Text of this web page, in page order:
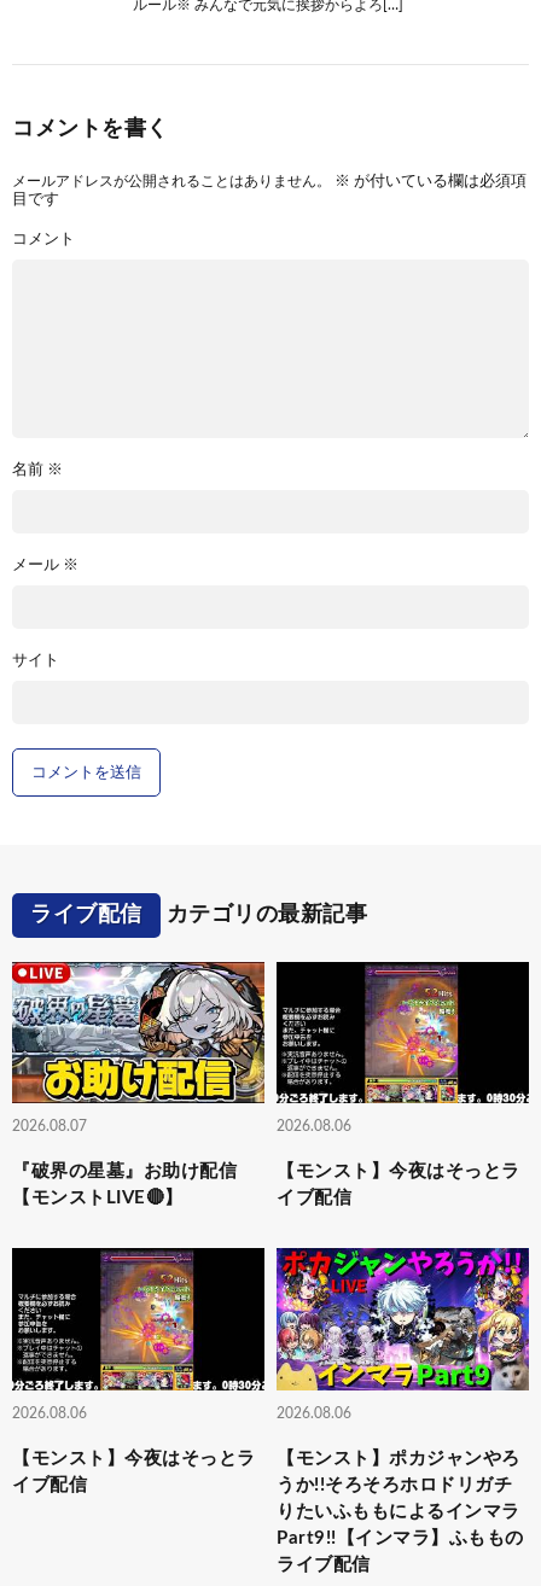
ルール※ みんなで元気に挨拶からよろ[…]
コメントを書く
メールアドレスが公開されることはありません。 ※ が付いている欄は必須項
目です
コメント
名前 ※
メール ※
サイト
ライブ配信 カテゴリの最新記事
2026.08.07
『破界の星墓』お助け配信
【モンストLIVE🔴】
2026.08.06
【モンスト】今夜はそっとラ
イブ配信
2026.08.06
【モンスト】今夜はそっとラ
イブ配信
2026.08.06
【モンスト】ポカジャンやろ
うか!!そろそろホロドリガチ
りたいふももによるインマラ
Part9!!【インマラ】ふももの
ライブ配信